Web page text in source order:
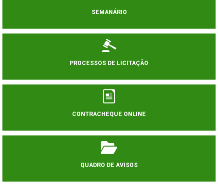
SEMANÁRIO
PROCESSOS DE LICITAÇÃO
CONTRACHEQUE ONLINE
QUADRO DE AVISOS